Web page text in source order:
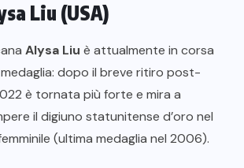
Liu (USA)
Alysa Liu è attualmente in corsa
dopo il breve ritiro post-
è tornata più forte e mira a
il digiuno statunitense d’oro nel
(ultima medaglia nel 2006).